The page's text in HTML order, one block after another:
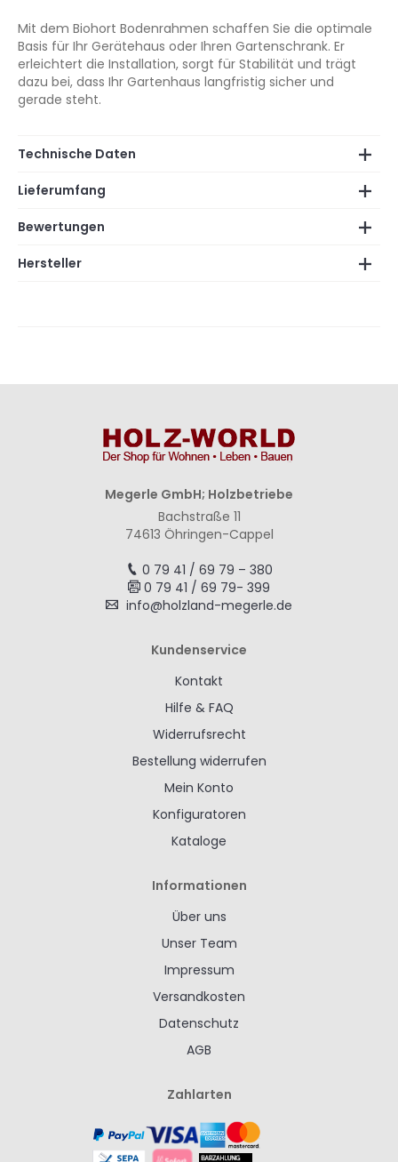
Mit dem Biohort Bodenrahmen schaffen Sie die optimale
Basis für Ihr Gerätehaus oder Ihren Gartenschrank. Er
erleichtert die Installation, sorgt für Stabilität und trägt
dazu bei, dass Ihr Gartenhaus langfristig sicher und
gerade steht.
Technische Daten
Lieferumfang
Bewertungen
Hersteller
Megerle GmbH; Holzbetriebe
Bachstraße 11
74613 Öhringen-Cappel
0 79 41 / 69 79 – 380
0 79 41 / 69 79- 399
info@holzland-megerle.de
Kundenservice
Kontakt
Hilfe & FAQ
Widerrufsrecht
Bestellung widerrufen
Mein Konto
Konfiguratoren
Kataloge
Informationen
Über uns
Unser Team
Impressum
Versandkosten
Datenschutz
AGB
Zahlarten